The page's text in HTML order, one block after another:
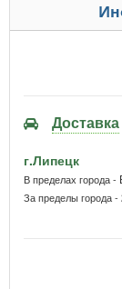
Доставка
г.Липецк
В пределах города -
За пределы города -